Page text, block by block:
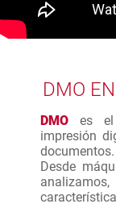
DMO
DMO es el
impresión
documentos.
Desde